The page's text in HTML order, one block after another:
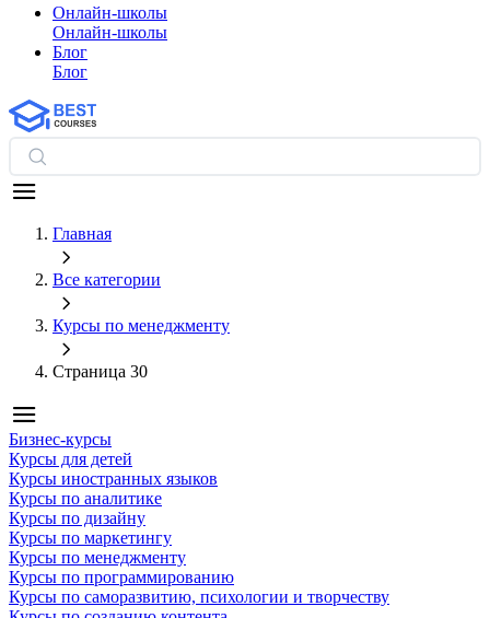
Онлайн-школы
Онлайн-школы
Блог
Блог
Главная
Все категории
Курсы по менеджменту
Страница 30
Бизнес-курсы
Курсы для детей
Курсы иностранных языков
Курсы по аналитике
Курсы по дизайну
Курсы по маркетингу
Курсы по менеджменту
Курсы по программированию
Курсы по саморазвитию, психологии и творчеству